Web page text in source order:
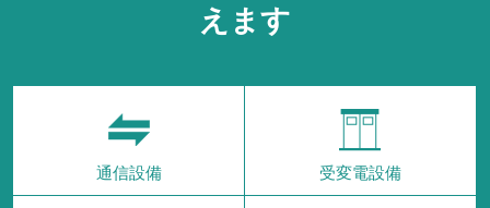
えます
通信設備 受変電設備